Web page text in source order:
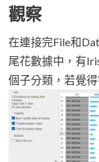
觀察
在連接完File和
尾花數據中，有
個子分類，若覺